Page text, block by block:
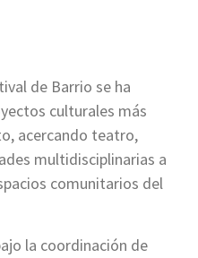
de Barrio se ha
culturales más
acercando teatro,
multidisciplinarias a
comunitarios del
la coordinación de